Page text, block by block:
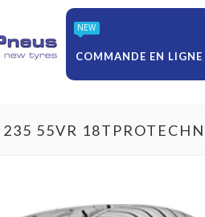
NEW
COMMANDE EN LIGNE
55VR